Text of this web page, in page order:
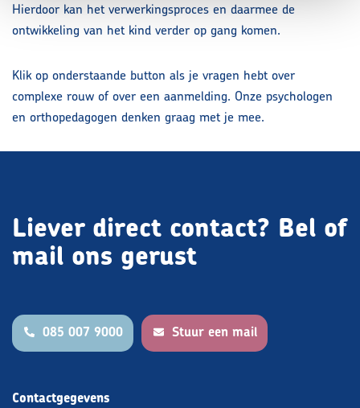
Hierdoor kan het verwerkingsproces en daarmee de
ontwikkeling van het kind verder op gang komen.
Klik op onderstaande button als je vragen hebt over
complexe rouw of over een aanmelding. Onze psychologen
en orthopedagogen denken graag met je mee.
Liever direct contact? Bel of
mail ons gerust
085 007 9000 Stuur een mail
Contactgegevens